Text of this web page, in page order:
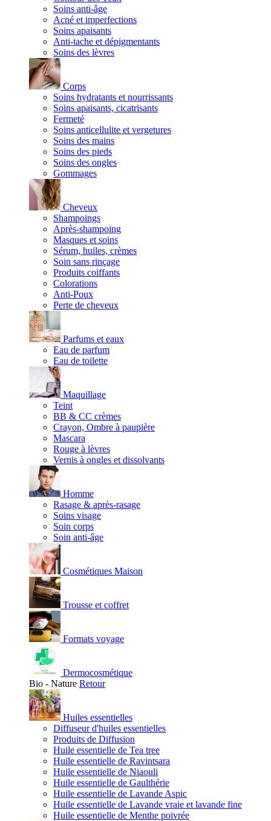
Soins anti-âge
Acné et imperfections
Soins apaisants
Anti-tache et dépigmentants
Soins des lèvres
Corps
Soins hydratants et nourrissants
Soins apaisants, cicatrisants
Fermeté
Soins anticellulite et vergetures
Soins des mains
Soins des pieds
Soins des ongles
Gommages
Cheveux
Shampoings
Après-shampoing
Masques et soins
Sérum, huiles, crèmes
Soin sans rinçage
Produits coiffants
Colorations
Anti-Poux
Perte de cheveux
Parfums et eaux
Eau de parfum
Eau de toilette
Maquillage
Teint
BB & CC crèmes
Crayon, Ombre à paupière
Mascara
Rouge à lèvres
Vernis à ongles et dissolvants
Homme
Rasage & après-rasage
Soins visage
Soin corps
Soin anti-âge
Cosmétiques Maison
Trousse et coffret
Formats voyage
Dermocosmétique
Bio - Nature Retour
Huiles essentielles
Diffuseur d'huiles essentielles
Produits de Diffusion
Huile essentielle de Tea tree
Huile essentielle de Ravintsara
Huile essentielle de Niaouli
Huile essentielle de Gaulthérie
Huile essentielle de Lavande Aspic
Huile essentielle de Lavande vraie et lavande fine
Huile essentielle de Menthe poivrée